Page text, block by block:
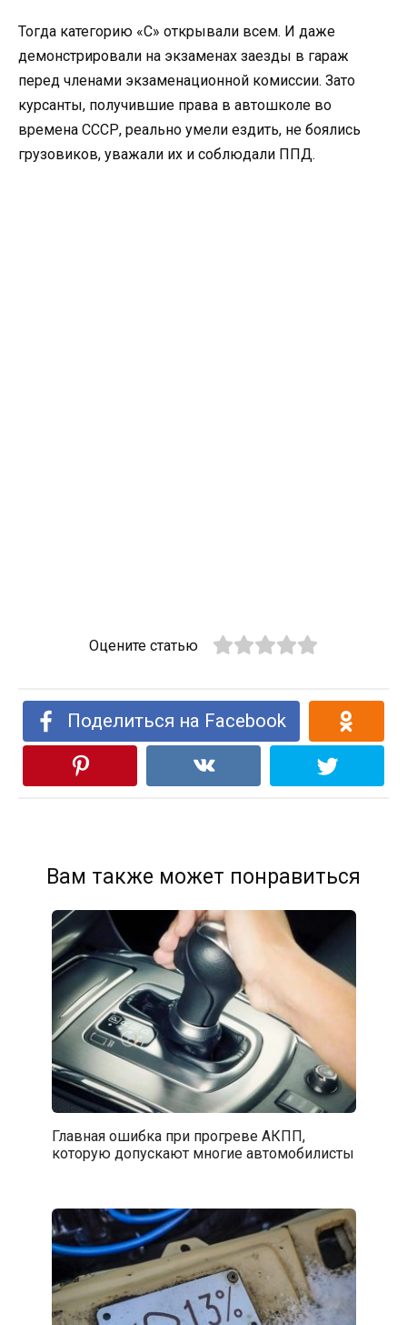
Тогда категорию «С» открывали всем. И даже
демонстрировали на экзаменах заезды в гараж
перед членами экзаменационной комиссии. Зато
курсанты, получившие права в автошколе во
времена СССР, реально умели ездить, не боялись
грузовиков, уважали их и соблюдали ППД.
Оцените статью
Поделиться на Facebook
Вам также может понравиться
Главная ошибка при прогреве АКПП,
которую допускают многие автомобилисты